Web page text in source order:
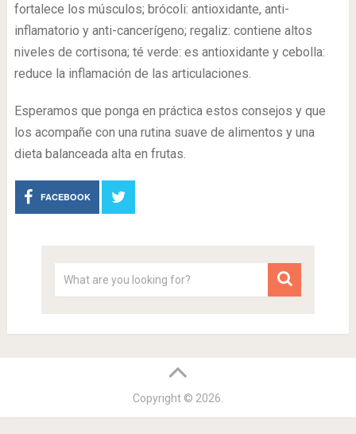
fortalece los músculos; brócoli: antioxidante, anti-
inflamatorio y anti-cancerígeno; regaliz: contiene altos
niveles de cortisona; té verde: es antioxidante y cebolla:
reduce la inflamación de las articulaciones.
Esperamos que ponga en práctica estos consejos y que
los acompañe con una rutina suave de alimentos y una
dieta balanceada alta en frutas.
FACEBOOK
Copyright © 2026.